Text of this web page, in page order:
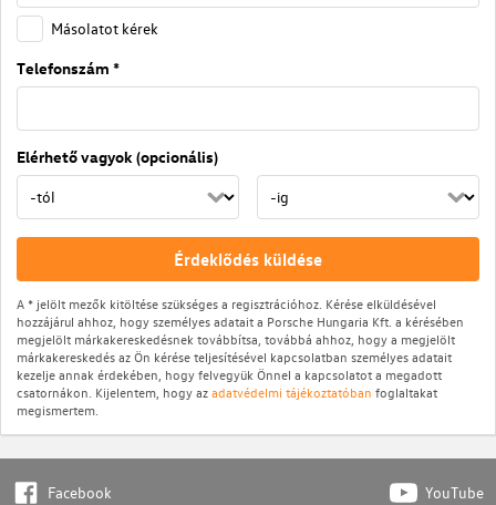
Másolatot kérek
Telefonszám *
Elérhető vagyok (opcionális)
Érdeklődés küldése
A * jelölt mezők kitöltése szükséges a regisztrációhoz. Kérése elküldésével
hozzájárul ahhoz, hogy személyes adatait a Porsche Hungaria Kft. a kérésében
megjelölt márkakereskedésnek továbbítsa, továbbá ahhoz, hogy a megjelölt
márkakereskedés az Ön kérése teljesítésével kapcsolatban személyes adatait
kezelje annak érdekében, hogy felvegyük Önnel a kapcsolatot a megadott
csatornákon. Kijelentem, hogy azadatvédelmi tájékoztatóban foglaltakat
megismertem.
Facebook YouTube